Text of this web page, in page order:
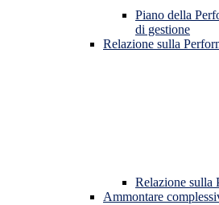
Piano della
di gestione
Relazione sulla
Relazione sulla
Ammontare